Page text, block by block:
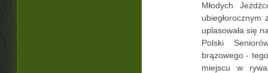
Młodych
uplasowała się
Polski
brązowego -
miejscu w